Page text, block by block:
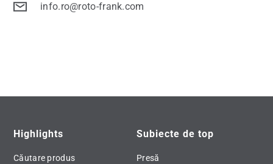
info.ro@roto-frank.com
Highlights
Căutare produs
Subiecte de top
Presă